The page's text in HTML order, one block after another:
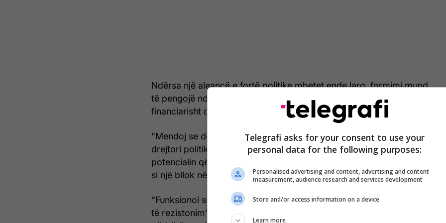
Ndërsa një aleancë e fortë politike mbetet ende larg, formimi mund
të pengojë ndjeshëm përpjekjet e BE-së për të mbështetur Ukrainën
financiarisht dhe ushtarakisht, transmeton Telegrafi.
"Mendoj se do të vijë - dhe do të jetë gjithnjë e më e dukshme", tha
drejtori politik i kryeministrit, Balázs Orbán, kur u pyet për
potencialin që një aleancë skeptike ndaj Ukrainës të fillojë të veprojë
si një bllok në Këshillin Evropian.
“Funksionoi shumë mirë gjatë krizës së migracionit. Kështu mundëm
të rezistonim”, tha ai për të ashtuquajturin grup Visegrad 4 të
Telegrafi asks for your consent to use your
personal data for the following purposes:
Personalised advertising and content, advertising and content
measurement, audience research and services development
Store and/or access information on a device
Learn more